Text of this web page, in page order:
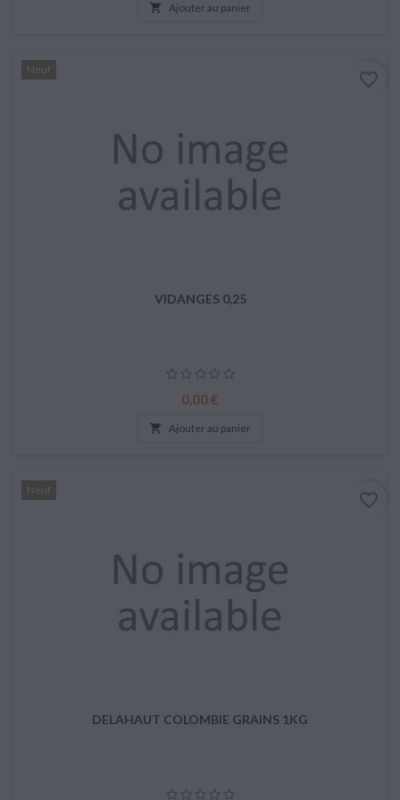
 Ajouter au panier
Neuf
VIDANGES 0,25
Prix
0,00 €
 Ajouter au panier
favorite_border
Neuf
DELAHAUT COLOMBIE GRAINS 1KG
favorite_border